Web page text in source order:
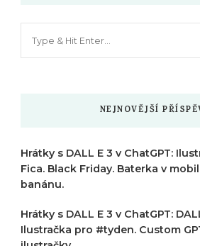
NEJNOVĚJŠÍ
Hrátky s DALL E 3 v ChatGPT:
Fica. Black Friday. Baterka v
banánu.
Hrátky s DALL E 3 v ChatGPT:
Ilustračka pro #tyden. Custom